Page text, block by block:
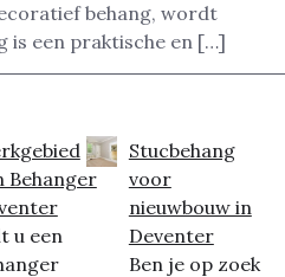
behang, wordt
is een praktische en […]
Behanger
u een
Stucbehang
voor
nieuwbouw in
Deventer
Ben je op zoek